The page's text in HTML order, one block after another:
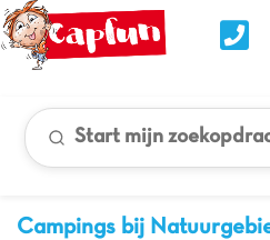
Start mijn
Campings bij